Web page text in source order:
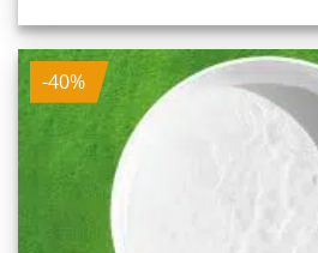
war:
4.110,30 €
ist:
-40%